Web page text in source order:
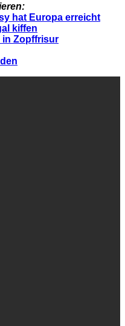
hat Europa erreicht
kiffen
in Zopffrisur